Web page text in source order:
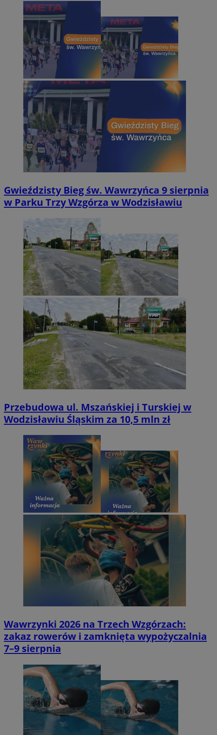
Gwieździsty Bieg św. Wawrzyńca 9 sierpnia
w Parku Trzy Wzgórza w Wodzisławiu
Przebudowa ul. Mszańskiej i Turskiej w
Wodzisławiu Śląskim za 10,5 mln zł
Wawrzynki 2026 na Trzech Wzgórzach:
zakaz rowerów i zamknięta wypożyczalnia
7–9 sierpnia